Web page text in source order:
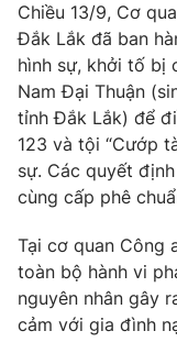
Sản phẩm
Thị trường
Tư vấn
Lịch phát sóng
Chuyên mục khác
Emagazine
Photo
Video
Chiều 13/9, Cơ
Đắk Lắk đã ban
hình sự, khởi tố bị
Nam Đại Thuận
tỉnh Đắk Lắk) để
123 và tội “Cướp
sự. Các quyết
cùng cấp phê
Tại cơ quan Công
toàn bộ hành vi
nguyên nhân gây
cảm với gia đình